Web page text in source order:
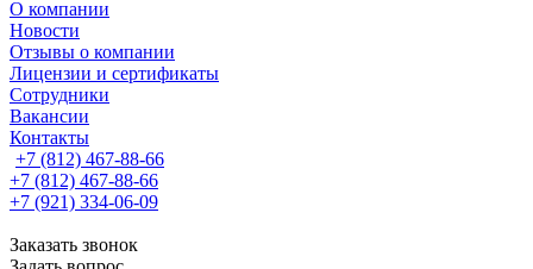
О компании
Новости
Отзывы о компании
Лицензии и сертификаты
Сотрудники
Вакансии
Контакты
+7 (812) 467-88-66
+7 (812) 467-88-66
+7 (921) 334-06-09
Заказать звонок